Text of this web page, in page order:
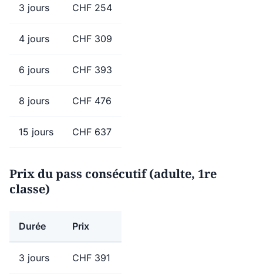
3 jours CHF 254
4 jours CHF 309
6 jours CHF 393
8 jours CHF 476
15 jours CHF 637
Prix du pass consécutif (adulte, 1re
classe)
Durée Prix
3 jours CHF 391